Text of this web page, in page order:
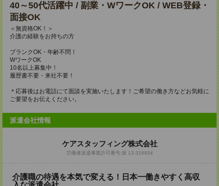
40～50代活躍中 / 副業・WワークOK / WEB登録・
面接OK
＜無資格OK！＞
介護の経験をお持ちの方
ブランクOK・年齢不問！
WワークOK
10名以上募集中！
履歴書不要・来社不要！
＊応募後はお電話にて面談を実施いたします！ご希望の働き方などお気軽に
ご要望をお伝えください。
派遣会社情報
ケアスタッフィング株式会社
労働者派遣事業許可番号:派 13-316934
介護職の待遇を本気で変える！日本一働きやすく高収